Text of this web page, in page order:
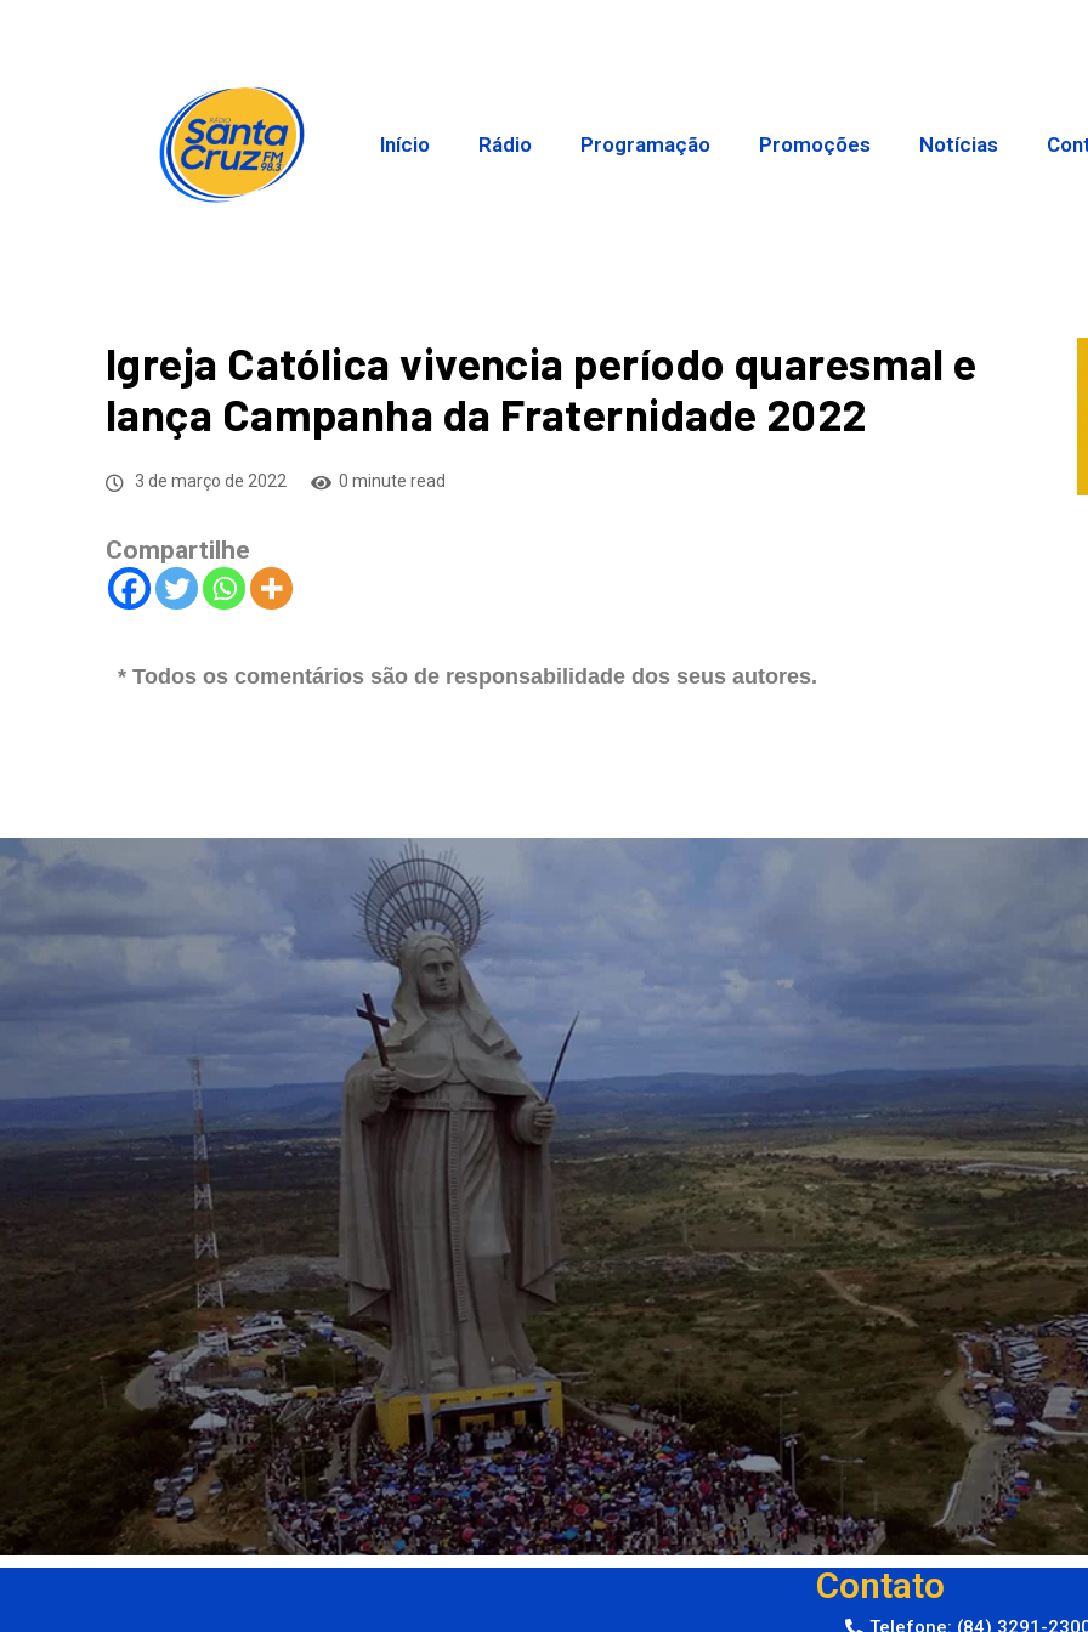
Início Rádio Programação Promoções Notícias
Igreja Católica vivencia período quaresmal e
lança Campanha da Fraternidade 2022
3 de março de 2022 0 minute read
Compartilhe
* Todos os comentários são de responsabilidade dos seus autores.
Contato
Telefone: (84) 3291-